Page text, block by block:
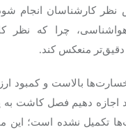
کارشناسان انجام
چرا که نظر
منعکس کند.
بالاست و کمبود
اجازه دهیم فصل کاشت به
تکمیل نشده است؛ این